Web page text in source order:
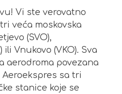
Vi ste verovatno
veća moskovska
(SVO),
ili Vnukovo (VKO). Sva
aerodroma povezana
sa tri
stanice koje se